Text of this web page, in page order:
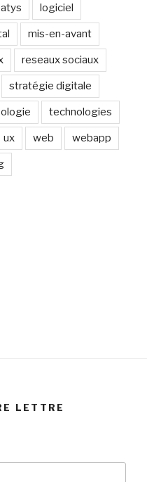
logiciel
mis-en-avant
reseaux sociaux
stratégie digitale
technologies
ux web webapp
LETTRE